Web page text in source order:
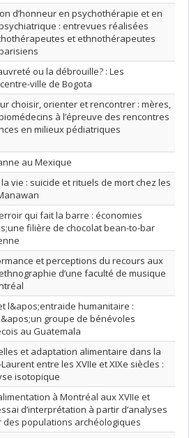
d’honneur en psychothérapie et en
: entrevues réalisées
et ethnothérapeutes
ou la débrouille? : Les
ville de Bogota
choisir, orienter et rencontrer : mères,
à l’épreuve des rencontres
en milieux pédiatriques
au Mexique
vie : suicide et rituels de mort chez les
qui fait la barre : économies
filière de chocolat bean-to-bar
et perceptions du recours aux
d’une faculté de musique
l&apos;entraide humanitaire :
groupe de bénévoles
au Guatemala
et adaptation alimentaire dans la
entre les XVIIe et XIXe siècles :
isotopique
à Montréal aux XVIIe et
d’interprétation à partir d’analyses
populations archéologiques